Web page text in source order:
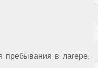
пребывания в лагере,